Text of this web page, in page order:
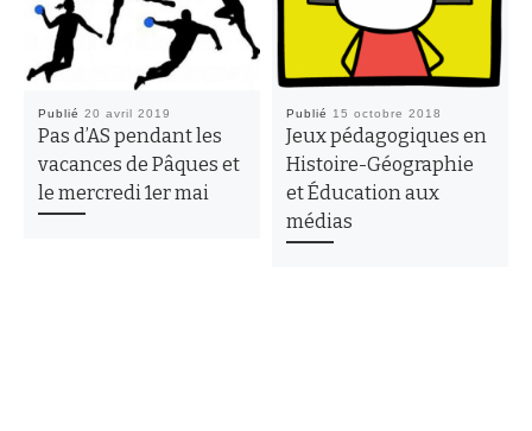
Publié 20 avril 2019
Pas d’AS pendant les
vacances de Pâques et
le mercredi 1er mai
Publié 15 octobre 2018
Jeux pédagogiques en
Histoire-Géographie
et Éducation aux
médias